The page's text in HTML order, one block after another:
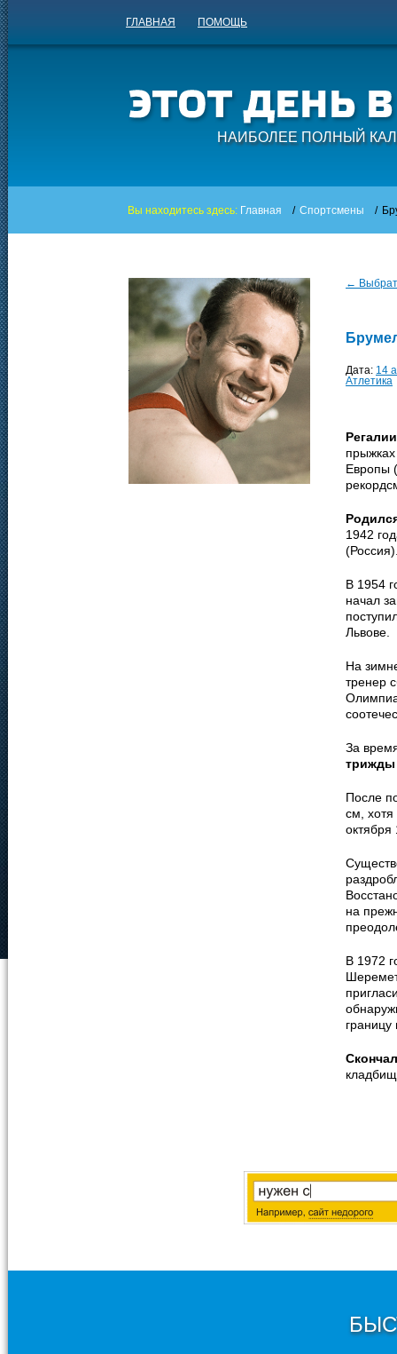
ГЛАВНАЯ ПОМОЩЬ
НАИБОЛЕЕ ПОЛНЫЙ
Вы находитесь здесь: Главная / Спортсмены /
←
Дата: 14
Атлетика
Европы
1942
В 1954
начал
Львове.
На
тренер
За
трижды
После
см,
октября
на
В 1972